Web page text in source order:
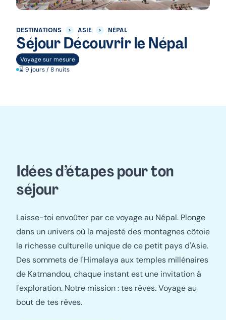
DESTINATIONS ASIE NÉPAL
Séjour Découvrir le Népal
Voyage sur mesure
⌛ 9 jours / 8 nuits
Idées d’étapes pour ton
séjour
Laisse-toi envoûter par ce voyage au Népal. Plonge
dans un univers où la majesté des montagnes côtoie
la richesse culturelle unique de ce petit pays d'Asie.
Des sommets de l'Himalaya aux temples millénaires
de Katmandou, chaque instant est une invitation à
l'exploration. Notre mission : tes rêves. Voyage au
bout de tes rêves.